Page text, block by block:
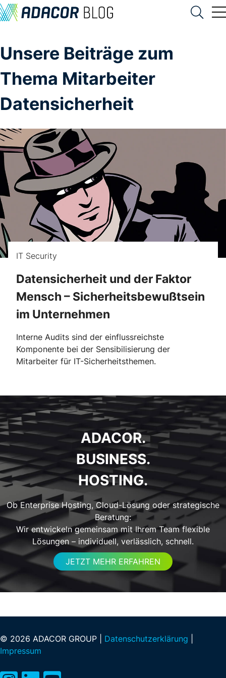
Unsere Beiträge zum
Thema Mitarbeiter
Datensicherheit
IT Security
Datensicherheit und der Faktor
Mensch – Sicherheitsbewußtsein
im Unternehmen
Interne Audits sind der einflussreichste
Komponente bei der Sensibilisierung der
Mitarbeiter für IT-Sicherheitsthemen.
ADACOR.
BUSINESS.
HOSTING.
Ob Enterprise Hosting, Cloud-Lösung oder strategische
Beratung:
Wir entwickeln gemeinsam mit Ihrem Team flexible
Lösungen – individuell, verlässlich, schnell.
JETZT MEHR ERFAHREN
© 2026 ADACOR GROUP | Datenschutzerklärung
Impressum